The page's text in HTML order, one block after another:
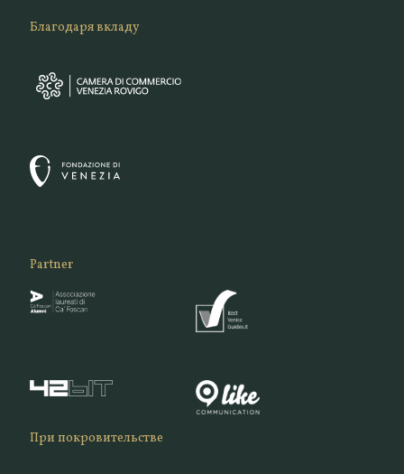
Благодаря вкладу
Partner
При покровительстве